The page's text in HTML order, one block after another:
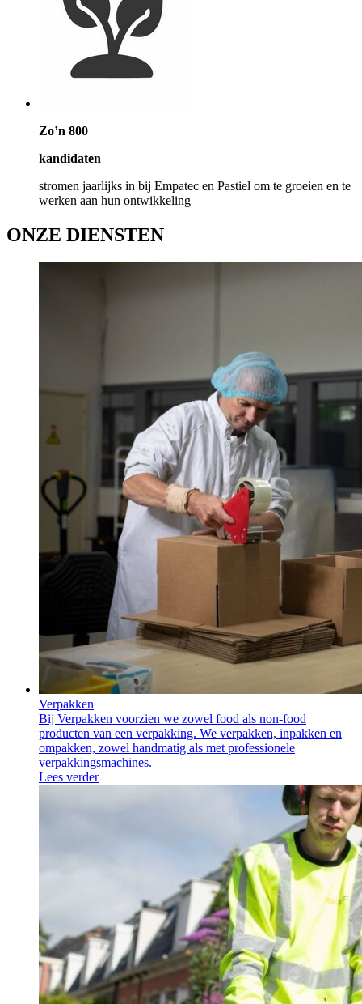
Zo’n 800
kandidaten
stromen jaarlijks in bij Empatec en Pastiel om te groeien en te
werken aan hun ontwikkeling
ONZE DIENSTEN
Verpakken
Bij Verpakken voorzien we zowel food als non-food
producten van een verpakking. We verpakken, inpakken en
ompakken, zowel handmatig als met professionele
verpakkingsmachines.
Lees verder